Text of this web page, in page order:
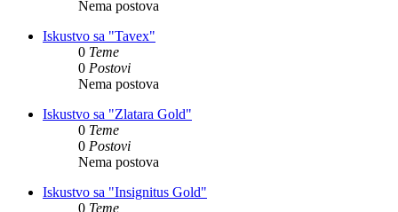
Nema postova
Iskustvo sa "Tavex"
0 Teme
0 Postovi
Nema postova
Iskustvo sa "Zlatara Gold"
0 Teme
0 Postovi
Nema postova
Iskustvo sa "Insignitus Gold"
0 Teme